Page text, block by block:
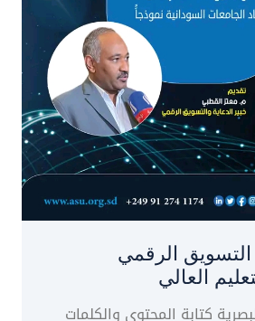
الرقمي
العالي
كتابة المحتوي والكلمات